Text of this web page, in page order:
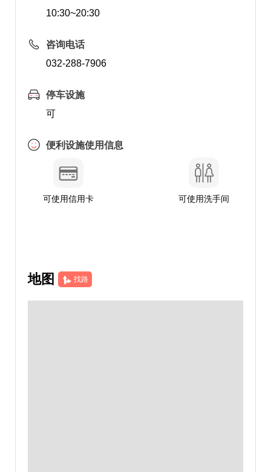
10:30~20:30
咨询电话
032-288-7906
停车设施
可
便利设施使用信息
可使用信用卡 可使用洗手间
地图 找路